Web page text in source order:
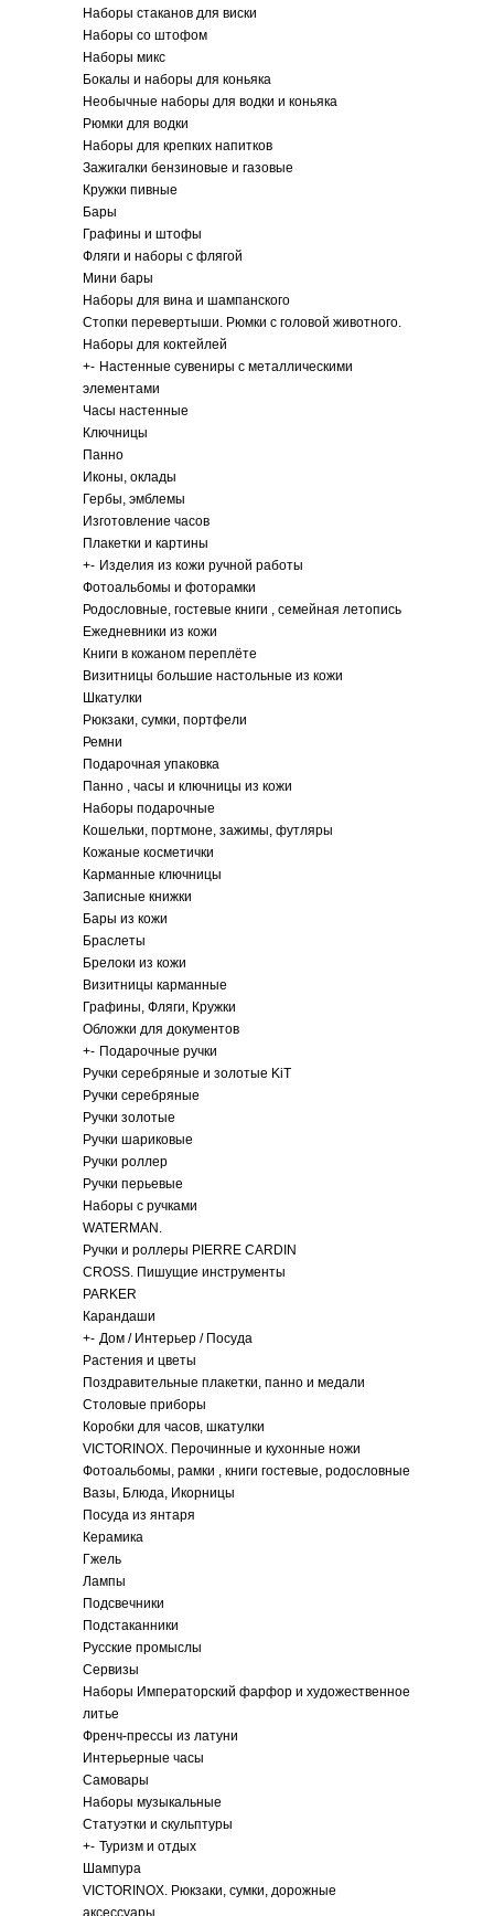
Наборы стаканов для виски
Наборы со штофом
Наборы микс
Бокалы и наборы для коньяка
Необычные наборы для водки и коньяка
Рюмки для водки
Наборы для крепких напитков
Зажигалки бензиновые и газовые
Кружки пивные
Бары
Графины и штофы
Фляги и наборы с флягой
Мини бары
Наборы для вина и шампанского
Стопки перевертыши. Рюмки с головой животного.
Наборы для коктейлей
+- Настенные сувениры с металлическими
элементами
Часы настенные
Ключницы
Панно
Иконы, оклады
Гербы, эмблемы
Изготовление часов
Плакетки и картины
+- Изделия из кожи ручной работы
Фотоальбомы и фоторамки
Родословные, гостевые книги , семейная летопись
Ежедневники из кожи
Книги в кожаном переплёте
Визитницы большие настольные из кожи
Шкатулки
Рюкзаки, сумки, портфели
Ремни
Подарочная упаковка
Панно , часы и ключницы из кожи
Наборы подарочные
Кошельки, портмоне, зажимы, футляры
Кожаные косметички
Карманные ключницы
Записные книжки
Бары из кожи
Браслеты
Брелоки из кожи
Визитницы карманные
Графины, Фляги, Кружки
Обложки для документов
+- Подарочные ручки
Ручки серебряные и золотые KiT
Ручки серебряные
Ручки золотые
Ручки шариковые
Ручки роллер
Ручки перьевые
Наборы с ручками
WATERMAN.
Ручки и роллеры PIERRE CARDIN
CROSS. Пишущие инструменты
PARKER
Карандаши
+- Дом / Интерьер / Посуда
Растения и цветы
Поздравительные плакетки, панно и медали
Столовые приборы
Коробки для часов, шкатулки
VICTORINOX. Перочинные и кухонные ножи
Фотоальбомы, рамки , книги гостевые, родословные
Вазы, Блюда, Икорницы
Посуда из янтаря
Керамика
Гжель
Лампы
Подсвечники
Подстаканники
Русские промыслы
Сервизы
Наборы Императорский фарфор и художественное
литье
Френч-прессы из латуни
Интерьерные часы
Самовары
Наборы музыкальные
Статуэтки и скульптуры
+- Туризм и отдых
Шампура
VICTORINOX. Рюкзаки, сумки, дорожные
аксессуары